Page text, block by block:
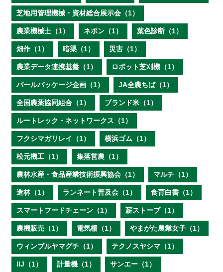
芝地用管理機械・資材総合展示会（1）
農業機械士（1） ネポン（1） 葉色診断（1）
畑作（1） 暗渠（1） 災害（1）
農業データ連携基盤（1） ロボット芝刈機（1）
パールパッケージ企画（1） JA全農ちば（1）
全国農薬協同組合（1） ブランド米（1）
ルートレック・ネットワークス（1）
フクシマガリレイ（1） 横浜ゴム（1）
松元機工（1） 集落営農（1）
農林水産・食品産業技術振興協会（1） マルチ（1）
造林（1） ランネート普及会（1） 食育白書（1）
スマートフードチェーン（1） 薪ストーブ（1）
農機販売（1） 電気柵（1） やまがた農業女子（1）
ウィンブルヤマグチ（1） テクノスヤシマ（1）
IIJ（1） 計量機（1） サンエー（1）